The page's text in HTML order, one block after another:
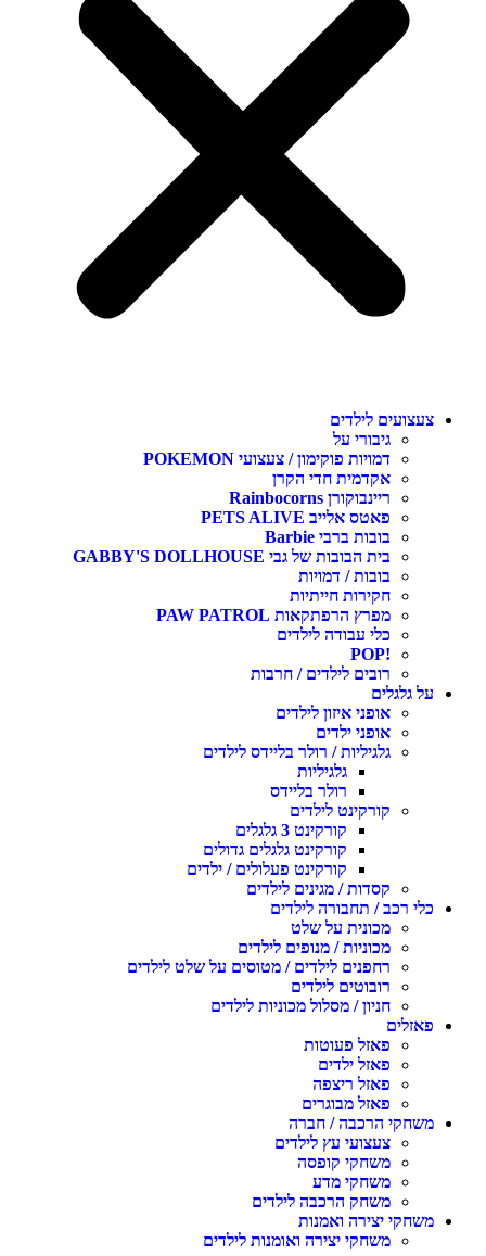
צעצועים לילדים
גיבורי על
דמויות פוקימון / צעצועי POKEMON
אקדמית חדי הקרן
ריינבוקורן Rainbocorns
פאטס אלייב PETS ALIVE
בובות ברבי Barbie
בית הבובות של גבי GABBY'S DOLLHOUSE
בובות / דמויות
חקירות חייתיות
מפרץ הרפתקאות PAW PATROL
כלי עבודה לילדים
!POP
רובים לילדים / חרבות
על גלגלים
אופני איזון לילדים
אופני ילדים
גלגיליות / רולר בליידס לילדים
גלגיליות
רולר בליידס
קורקינט לילדים
קורקינט 3 גלגלים
קורקינט גלגלים גדולים
קורקינט פעלולים / ילדים
קסדות / מגינים לילדים
כלי רכב / תחבורה לילדים
מכונית על שלט
מכוניות / מנופים לילדים
רחפנים לילדים / מטוסים על שלט לילדים
רובוטים לילדים
חניון / מסלול מכוניות לילדים
פאזלים
פאזל פעוטות
פאזל ילדים
פאזל ריצפה
פאזל מבוגרים
משחקי הרכבה / חברה
צעצועי עץ לילדים
משחקי קופסה
משחקי מדע
משחק הרכבה לילדים
משחקי יצירה ואמנות
משחקי יצירה ואומנות לילדים